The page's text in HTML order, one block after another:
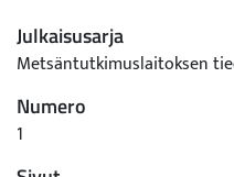
Julkaisusarja
Metsäntutkimuslaitoksen
Numero
1